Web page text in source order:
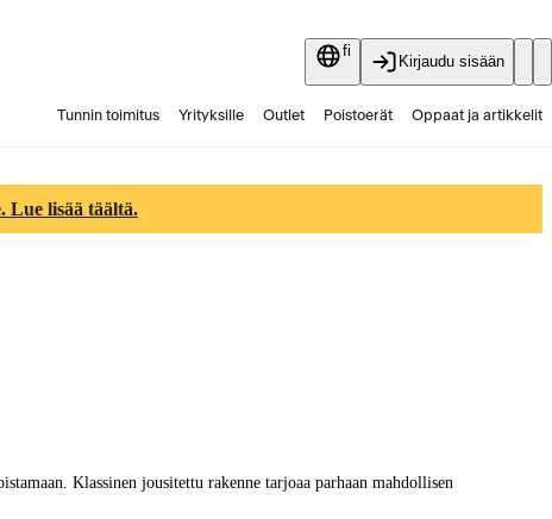
fi
Kirjaudu sisään
Tunnin toimitus Yrityksille Outlet Poistoerät Oppaat ja artikkelit
Lue lisää täältä.
Klassinen jousitettu rakenne tarjoaa parhaan mahdollisen